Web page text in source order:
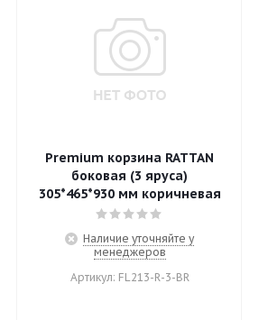
Premium корзина RATTAN
боковая (3 яруса)
305*465*930 мм коричневая
Наличие уточняйте у
менеджеров
Артикул: FL213-R-3-BR